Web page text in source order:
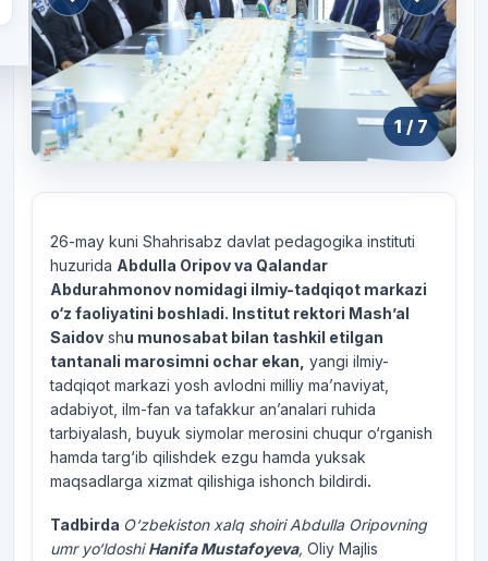
1 / 7
26-may kuni Shahrisabz davlat pedagogika instituti
huzurida Abdulla Oripov va Qalandar
Abdurahmonov nomidagi ilmiy-tadqiqot markazi
o‘z faoliyatini boshladi. Institut rektori Mash’al
Saidov shu munosabat bilan tashkil etilgan
tantanali marosimni ochar ekan, yangi ilmiy-
tadqiqot markazi yosh avlodni milliy ma’naviyat,
adabiyot, ilm-fan va tafakkur an’analari ruhida
tarbiyalash, buyuk siymolar merosini chuqur o‘rganish
hamda targ‘ib qilishdek ezgu hamda yuksak
maqsadlarga xizmat qilishiga ishonch bildirdi.
Tadbirda O‘zbekiston xalq shoiri Abdulla Oripovning
umr yo‘ldoshiHanifa Mustafoyeva, Oliy Majlis